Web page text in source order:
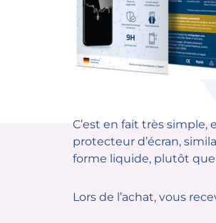
C’est en fait très simple,
protecteur d’écran,
forme liquide, plutôt
Lors de l’achat, vous